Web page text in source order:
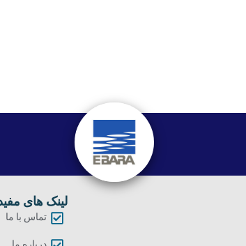
لینک های
تماس با ما